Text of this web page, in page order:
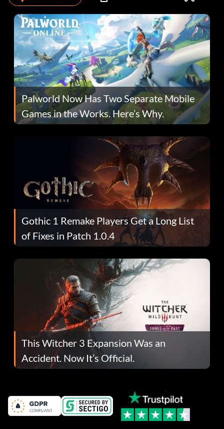
Palworld Now Has Two Separate Mobile
Games in the Works. Here’s Why.
Gothic 1 Remake Players Get a Long List
of Fixes in Patch 1.0.4
This Witcher 3 Expansion Was an
Accident. Now It’s Official.